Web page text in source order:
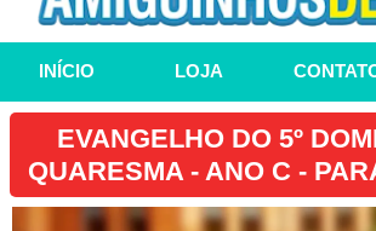
INÍCIO LOJA
EVANGELHO DO 5º
QUARESMA - ANO C -